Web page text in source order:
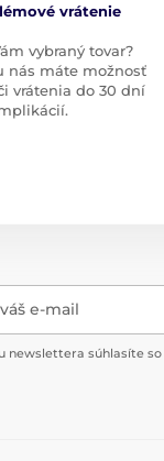
vrátenie
vybraný tovar?
nás máte možnosť
vrátenia do 30 dní
e-mail
newslettera súhlasíte so